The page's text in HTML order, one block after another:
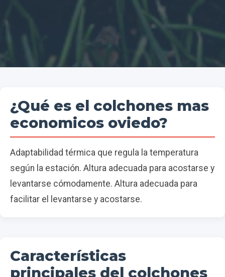
¿Qué es el colchones mas
economicos oviedo?
Adaptabilidad térmica que regula la temperatura
según la estación. Altura adecuada para acostarse y
levantarse cómodamente. Altura adecuada para
facilitar el levantarse y acostarse.
Características
principales del colchones